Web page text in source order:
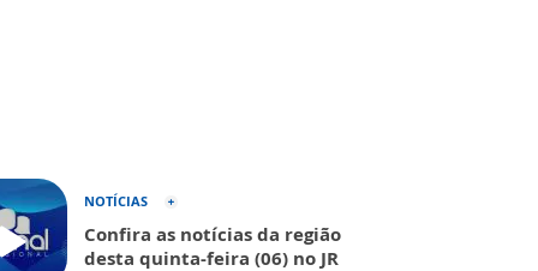
NOTÍCIAS
Confira as notícias da região
desta quinta-feira (06) no JR